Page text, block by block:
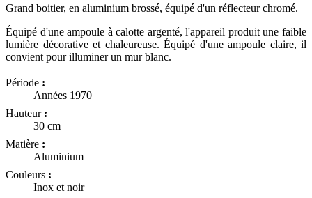
Grand boitier, en aluminium brossé, équipé d'un réflecteur chromé.
Équipé d'une ampoule à calotte argenté, l'appareil produit une faible
lumière décorative et chaleureuse. Équipé d'une ampoule claire, il
convient pour illuminer un mur blanc.
Période :
Années 1970
Hauteur :
30 cm
Matière :
Aluminium
Couleurs :
Inox et noir